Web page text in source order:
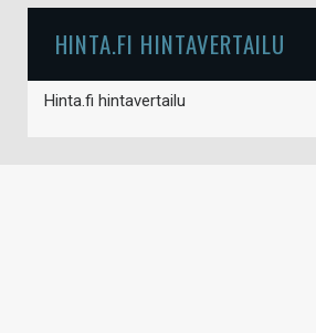
HINTA.FI HINTAVERTAILU
Hinta.fi hintavertailu